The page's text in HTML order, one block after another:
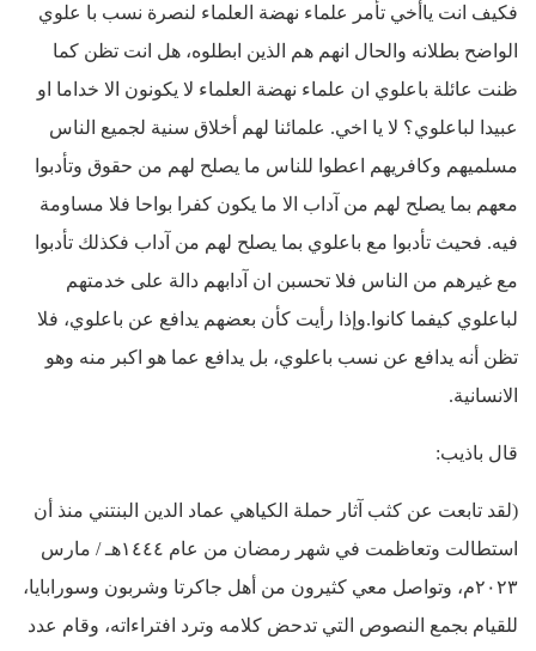
فكيف انت ياأخي تأمر علماء نهضة العلماء لنصرة نسب با علوي
الواضح بطلانه والحال انهم هم الذين ابطلوه، هل انت تظن كما
ظنت عائلة باعلوي ان علماء نهضة العلماء لا يكونون الا خداما او
عبيدا لباعلوي؟ لا يا اخي. علمائنا لهم أخلاق سنية لجميع الناس
مسلميهم وكافريهم اعطوا للناس ما يصلح لهم من حقوق وتأدبوا
معهم بما يصلح لهم من آداب الا ما يكون كفرا بواحا فلا مساومة
فيه. فحيث تأدبوا مع باعلوي بما يصلح لهم من آداب فكذلك تأدبوا
مع غيرهم من الناس فلا تحسبن ان آدابهم دالة على خدمتهم
لباعلوي كيفما كانوا.وإذا رأيت كأن بعضهم يدافع عن باعلوي، فلا
تظن أنه يدافع عن نسب باعلوي، بل يدافع عما هو اكبر منه وهو
الانسانية.
قال باذيب:
(لقد تابعت عن كثب آثار حملة الكياهي عماد الدين البنتني منذ أن
استطالت وتعاظمت في شهر رمضان من عام ١٤٤٤هـ / مارس
۲۰۲۳م، وتواصل معي كثيرون من أهل جاكرتا وشربون وسورابايا،
للقيام بجمع النصوص التي تدحض كلامه وترد افتراءاته، وقام عدد